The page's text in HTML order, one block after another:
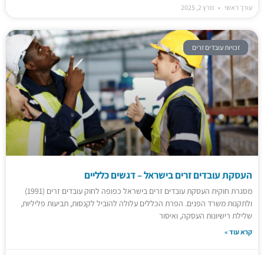
עורך ראשי מרץ 2, 2025
זכויות עובדים זרים
העסקת עובדים זרים בישראל – דגשים כלליים
מסגרת חוקית העסקת עובדים זרים בישראל כפופה לחוק עובדים זרים (1991)
ולתקנות משרד הפנים. הפרת הכללים עלולה להוביל לקנסות, תביעות פליליות,
שלילת רישיונות העסקה, ואיסור
קרא עוד »